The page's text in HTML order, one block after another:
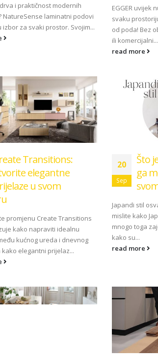
i praktičnost modernih
NatureSense laminatni podovi
izbor za svaki prostor. Svojim...
EGGER uvijek
svaku
od poda! Bez
ili komercijalni...
read more
Transitions:
elegantne
u svom
promjenu Create Transitions
kako napraviti idealnu
kućnog ureda i dnevnog
elegantni prijelaz...
20
Sep
Što
ga
Japandi stil
mislite kako
mnogo toga
kako su...
read more